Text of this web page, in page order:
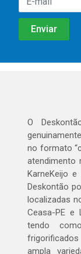
O
no formato
atendimento
KarneKeijo
Deskontão
localizadas
Ceasa-PE e
tendo
ampla